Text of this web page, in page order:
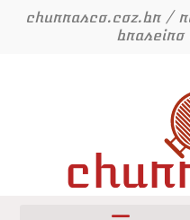
churrasco.coz.br /
braseiro